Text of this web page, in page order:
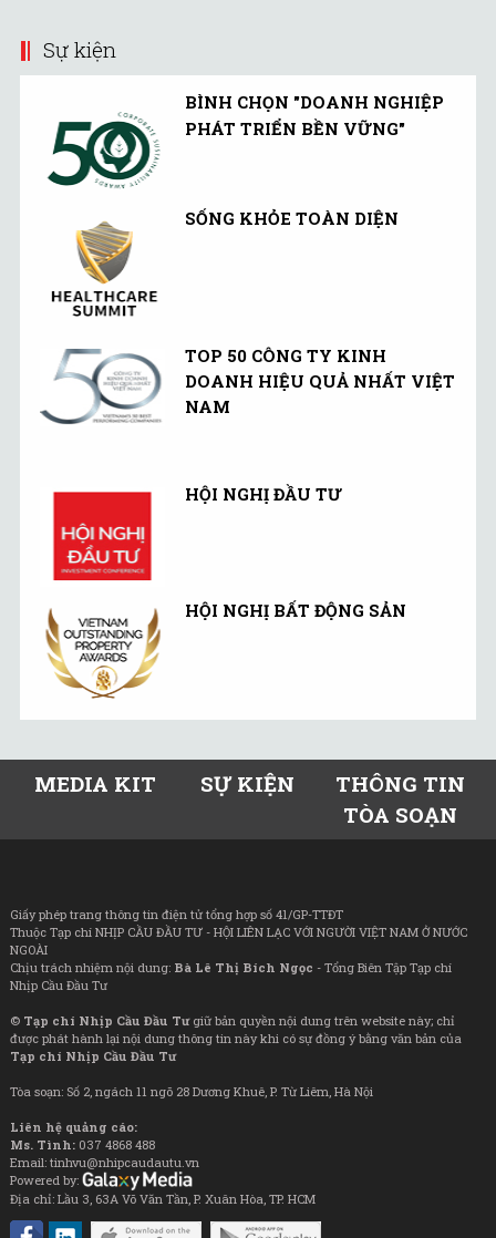
Sự kiện
BÌNH CHỌN "DOANH NGHIỆP
PHÁT TRIỂN BỀN VỮNG"
SỐNG KHỎE TOÀN DIỆN
TOP 50 CÔNG TY KINH
DOANH HIỆU QUẢ NHẤT VIỆT
NAM
HỘI NGHỊ ĐẦU TƯ
HỘI NGHỊ BẤT ĐỘNG SẢN
MEDIA KIT SỰ KIỆN
THÔNG TIN
TÒA SOẠN
Giấy phép trang thông tin điện tử tổng hợp số 41/GP-TTĐT
Thuộc Tạp chí NHỊP CẦU ĐẦU TƯ - HỘI LIÊN LẠC VỚI NGƯỜI VIỆT NAM Ở NƯỚC
NGOÀI
Chịu trách nhiệm nội dung: Bà Lê Thị Bích Ngọc - Tổng Biên Tập Tạp chí
Nhịp Cầu Đầu Tư
© Tạp chí Nhịp Cầu Đầu Tưgiữ bản quyền nội dung trên website này; chỉ
được phát hành lại nội dung thông tin này khi có sự đồng ý bằng văn bản của
Tạp chí Nhịp Cầu Đầu Tư
Tòa soạn: Số 2, ngách 11 ngõ 28 Dương Khuê, P. Từ Liêm, Hà Nội
Liên hệ quảng cáo:
Ms. Tình: 037 4868 488
Email: tinhvu@nhipcaudautu.vn
Powered by:
Địa chỉ: Lầu 3, 63A Võ Văn Tần, P. Xuân Hòa, TP. HCM